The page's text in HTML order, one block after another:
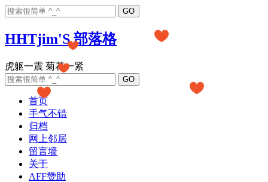
HHTjim'S 部落格
首页
手气不错
归档
网上邻居
留言墙
关于
AFF赞助